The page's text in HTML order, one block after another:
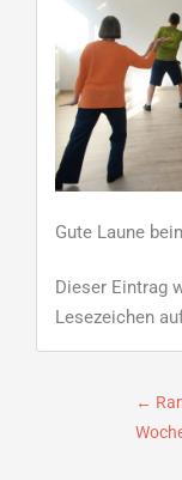
Gute Laune
Dieser Eintrag
Lesezeichen
←